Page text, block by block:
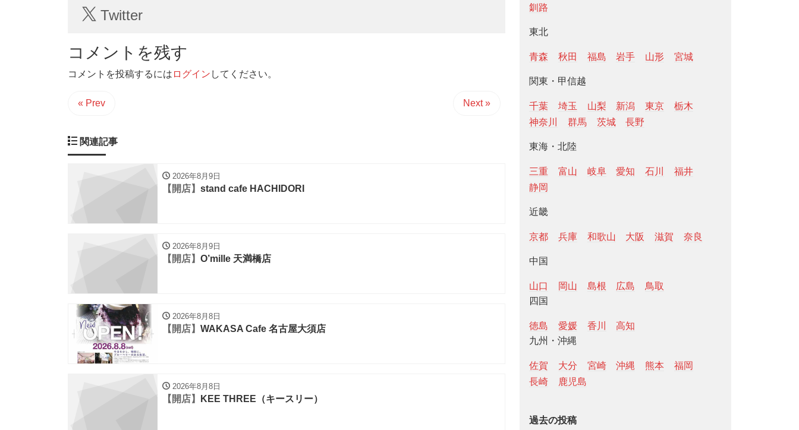
Twitter
コメントを残す
コメントを投稿するには ログイン してください。
« Prev Next »
関連記事
2026年8月9日
【開店】 stand cafe HACHIDORI
2026年8月9日
【開店】 O’mille 天満橋店
2026年8月8日
【開店】 WAKASA Cafe 名古屋大須店
2026年8月8日
【開店】 KEE THREE（キースリー）
釧路
東北
青森 秋田 福島 岩手 山形 宮城
関東・甲信越
千葉 埼玉 山梨 新潟 東京
栃木
神奈川
群馬 茨城 長野
東海・北陸
三重 富山 岐阜 愛知 石川
福井
静岡
近畿
京都 兵庫 和歌山 大阪 滋賀 奈良
中国
山口 岡山 島根 広島
鳥取
四国
徳島 愛媛 香川
高知
九州・沖縄
佐賀 大分 宮崎 沖縄 熊本
福岡
長崎
鹿児島
過去の投稿